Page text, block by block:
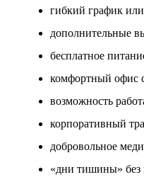
гибкий график
дополнительные
бесплатное
комфортный офис
возможность
корпоративный
добровольное
«дни тишины» без